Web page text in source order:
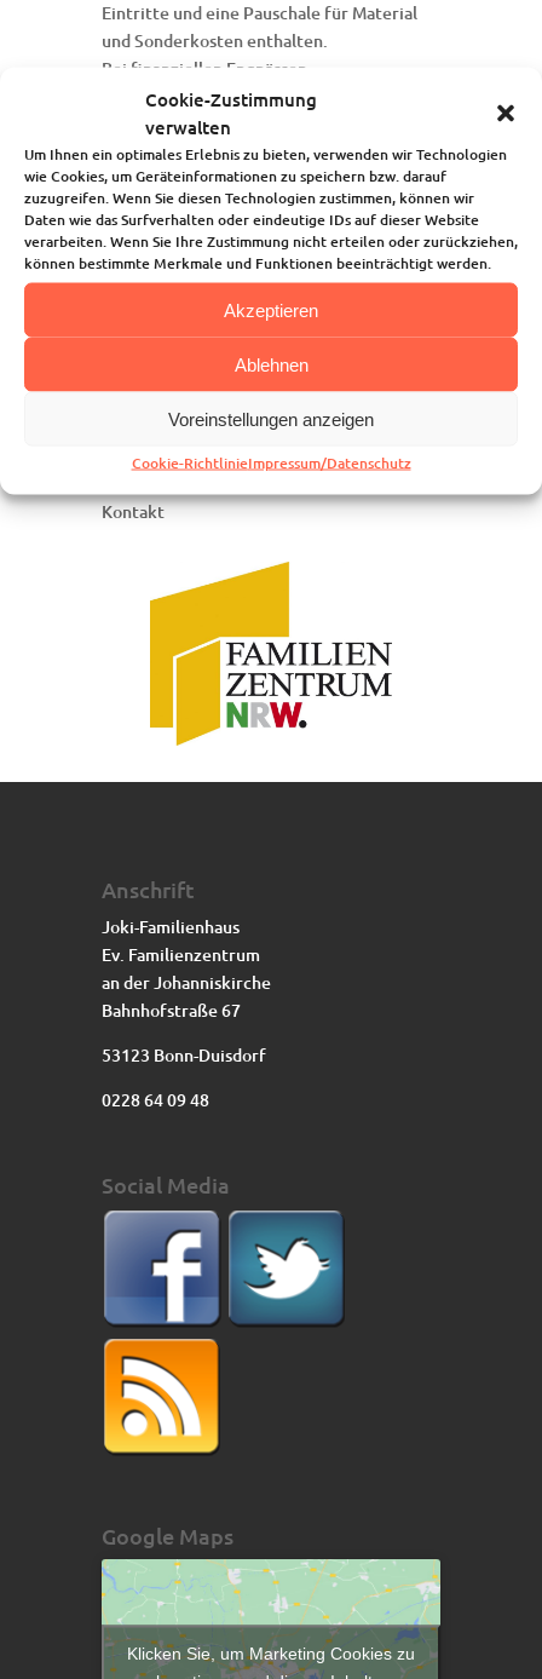
Cookie-Zustimmung
verwalten
Um Ihnen ein optimales Erlebnis zu bieten, verwenden wir Technologien
wie Cookies, um Geräteinformationen zu speichern bzw. darauf
zuzugreifen. Wenn Sie diesen Technologien zustimmen, können wir
Daten wie das Surfverhalten oder eindeutige IDs auf dieser Website
verarbeiten. Wenn Sie Ihre Zustimmung nicht erteilen oder zurückziehen,
können bestimmte Merkmale und Funktionen beeinträchtigt werden.
Akzeptieren
Ablehnen
Voreinstellungen anzeigen
Cookie-RichtlinieImpressum/Datenschutz
Eintritte und eine Pauschale für Material
und Sonderkosten enthalten.
Bei finanziellen Engpässen
sprecht/sprechen Sie uns an. Gerne suchen
wir gemeinsam nach einer Lösung.
Infos:
Werfenweng-Prospekt (pdf)
Anmeldeformular Joki-Jugendfreizeit (pdf)
Startseite
Die Kindertagesstätte
Blog
Kontakt
Anschrift
Joki-Familienhaus
Ev. Familienzentrum
an der Johanniskirche
Bahnhofstraße 67
53123 Bonn-Duisdorf
0228 64 09 48
Social Media
Google Maps
Klicken Sie, um Marketing Cookies zu